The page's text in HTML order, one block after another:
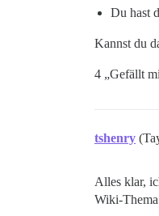
Du hast
Kannst du
4 „Gefällt
tshenry
Alles klar,
Wiki-Thema